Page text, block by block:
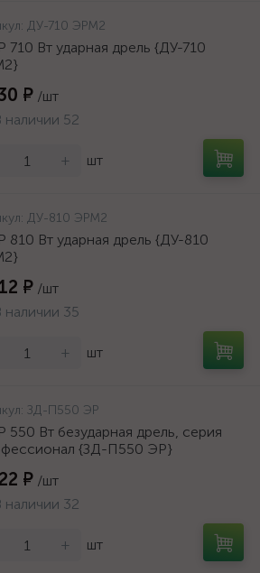
ДУ-710 ЭРМ2
710 Вт ударная дрель {ДУ-710
₽ /шт
наличии 52
+ шт
ДУ-810 ЭРМ2
810 Вт ударная дрель {ДУ-810
₽ /шт
наличии 35
+ шт
ЗД-П550 ЭР
550 Вт безударная дрель, серия
{ЗД-П550 ЭР}
₽ /шт
наличии 32
+ шт